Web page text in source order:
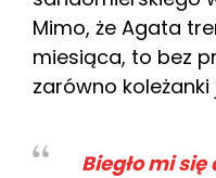
Mimo, że Agata
miesiąca, to bez
zarówno
Biegło mi